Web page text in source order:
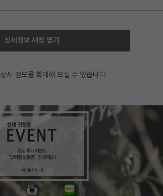
상세정보 새창 열기
상세 정보를 확대해 보실 수 있습니다.